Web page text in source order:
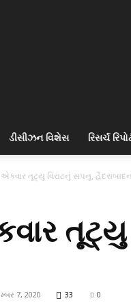
ડીસીઝન વિશેસ રિસર્ચ
એકવાર તૂટ્યુ વિરાટનું સપનુ,
તૂટ્યુ
7, 2020 33 0